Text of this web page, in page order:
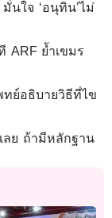
นใจ ‘อนุทิน’ไม่
ARF ย้ำเขมร
ย์อธิบายวิธีที่ไข
เลย ถ้ามีหลักฐาน